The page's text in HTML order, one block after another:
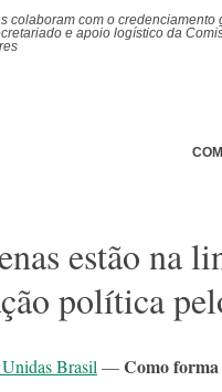
colaboram com o
e apoio logístico da
estão na
política
Brasil —Como forma